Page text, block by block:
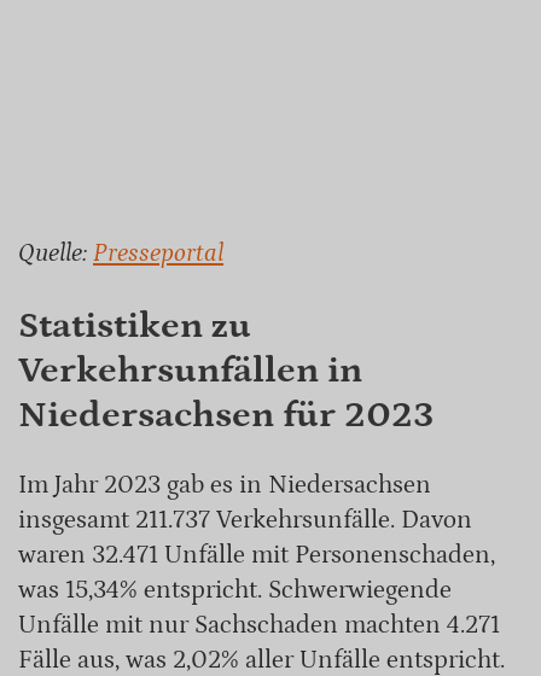
Quelle: Presseportal
Statistiken zu
Verkehrsunfällen in
Niedersachsen für 2023
Im Jahr 2023 gab es in Niedersachsen
insgesamt 211.737 Verkehrsunfälle. Davon
waren 32.471 Unfälle mit Personenschaden,
was 15,34% entspricht. Schwerwiegende
Unfälle mit nur Sachschaden machten 4.271
Fälle aus, was 2,02% aller Unfälle entspricht.